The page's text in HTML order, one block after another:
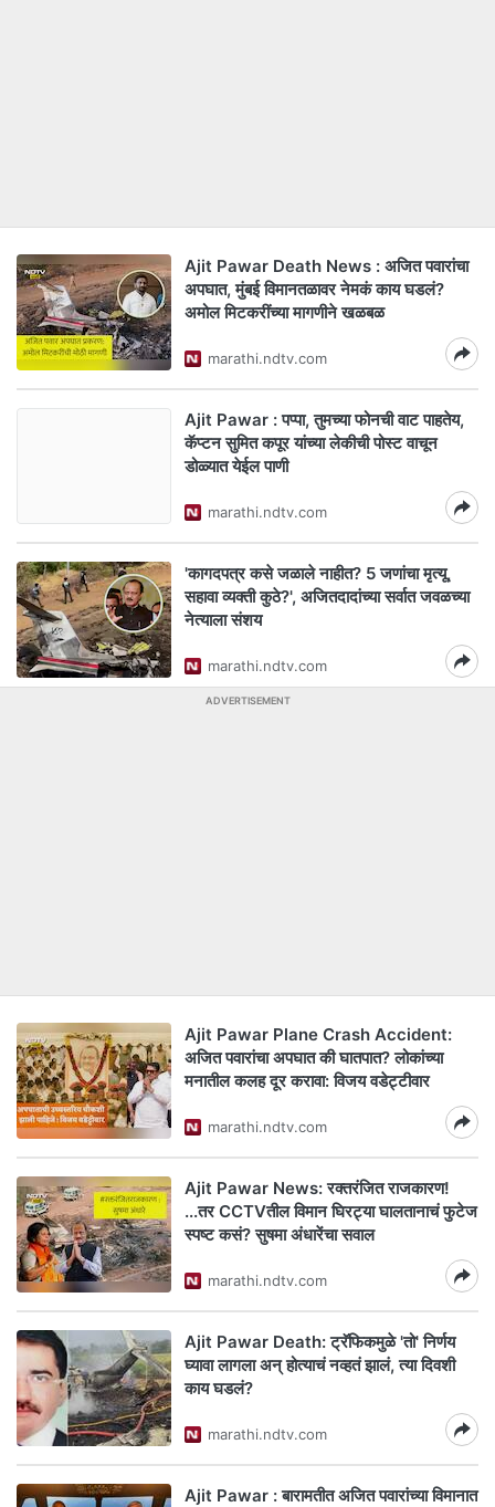
Ajit Pawar Death News : अजित पवारांचा
अपघात, मुंबई विमानतळावर नेमकं काय घडलं?
अमोल मिटकरींच्या मागणीने खळबळ
marathi.ndtv.com
Ajit Pawar : पप्पा, तुमच्या फोनची वाट पाहतेय,
कॅप्टन सुमित कपूर यांच्या लेकीची पोस्ट वाचून
डोळ्यात येईल पाणी
marathi.ndtv.com
'कागदपत्र कसे जळाले नाहीत? 5 जणांचा मृत्यू,
सहावा व्यक्ती कुठे?', अजितदादांच्या सर्वात जवळच्या
नेत्याला संशय
marathi.ndtv.com
ADVERTISEMENT
Ajit Pawar Plane Crash Accident:
अजित पवारांचा अपघात की घातपात? लोकांच्या
मनातील कलह दूर करावा: विजय वडेट्टीवार
marathi.ndtv.com
Ajit Pawar News: रक्तरंजित राजकारण!
...तर CCTVतील विमान घिरट्या घालतानाचं फुटेज
स्पष्ट कसं? सुषमा अंधारेंचा सवाल
marathi.ndtv.com
Ajit Pawar Death: ट्रॅफिकमुळे 'तो' निर्णय
घ्यावा लागला अन् होत्याचं नव्हतं झालं, त्या दिवशी
काय घडलं?
marathi.ndtv.com
Ajit Pawar : बारामतीत अजित पवारांच्या विमानात